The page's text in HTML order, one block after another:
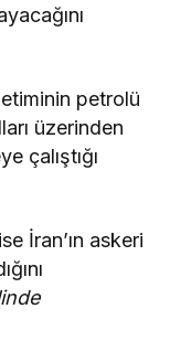
petrolü
üzerinden
çalıştığı
İran’ın askeri